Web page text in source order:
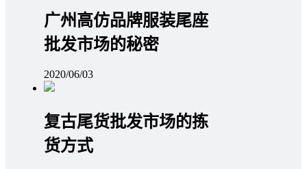
广州高仿品牌服装尾座
批发市场的秘密
2020/06/03
复古尾货批发市场的拣
货方式